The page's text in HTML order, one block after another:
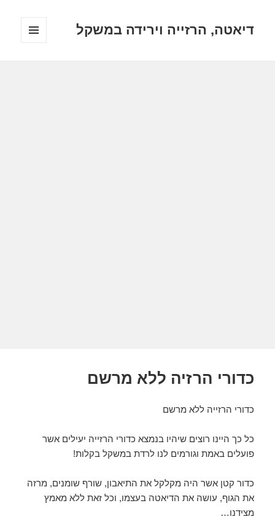
דיאטה, הרזייה וירידה במשקל
כדורי הרזיה ללא מרשם
כדורי הרזייה ללא מרשם
כל כך היינו רוצים שיהיו בנמצא כדורי הרזייה יעילים אשר
פועלים באמת וגורמים לנו לרדת במשקל בקלות!
כדור קטן אשר היה מקלקל את התיאבון, שורף שומנים, מרזה
את הגוף, עושה את הדיאטה בעצמו, וכל זאת ללא מאמץ
מצידנו…